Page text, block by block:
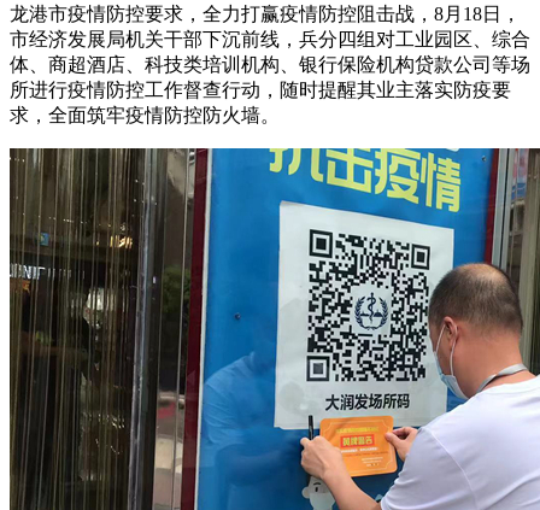
龙港市疫情防控要求，全力打赢疫情防控阻击战，8月18日，
市经济发展局机关干部下沉前线，兵分四组对工业园区、综合
体、商超酒店、科技类培训机构、银行保险机构贷款公司等场
所进行疫情防控工作督查行动，随时提醒其业主落实防疫要
求，全面筑牢疫情防控防火墙。